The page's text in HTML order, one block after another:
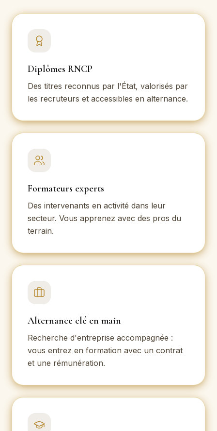
Diplômes RNCP
Des titres reconnus par l'État, valorisés par
les recruteurs et accessibles en alternance.
Formateurs experts
Des intervenants en activité dans leur
secteur. Vous apprenez avec des pros du
terrain.
Alternance clé en main
Recherche d'entreprise accompagnée :
vous entrez en formation avec un contrat
et une rémunération.